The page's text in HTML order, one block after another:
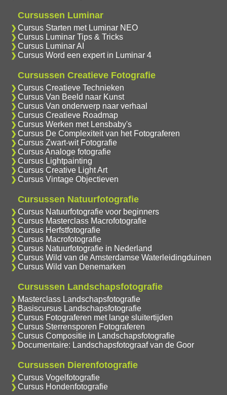
Cursussen Luminar
Cursus Starten met Luminar NEO
Cursus Luminar Tips & Tricks
Cursus Luminar AI
Cursus Word een expert in Luminar 4
Cursussen Creatieve Fotografie
Cursus Creatieve Technieken
Cursus Van Beeld naar Kunst
Cursus Van onderwerp naar verhaal
Cursus Creatieve Roadmap
Cursus Werken met Lensbaby's
Cursus De Complexiteit van het Fotograferen
Cursus Zwart-wit Fotografie
Cursus Analoge fotografie
Cursus Lightpainting
Cursus Creative Light Art
Cursus Vintage Objectieven
Cursussen Natuurfotografie
Cursus Natuurfotografie voor beginners
Cursus Masterclass Macrofotografie
Cursus Herfstfotografie
Cursus Macrofotografie
Cursus Natuurfotografie in Nederland
Cursus Wild van de Amsterdamse Waterleidingduinen
Cursus Wild van Denemarken
Cursussen Landschapsfotografie
Masterclass Landschapsfotografie
Basiscursus Landschapsfotografie
Cursus Fotograferen met lange sluitertijden
Cursus Sterrensporen Fotograferen
Cursus Compositie in Landschapsfotografie
Documentaire: Landschapsfotograaf van de Goor
Cursussen Dierenfotografie
Cursus Vogelfotografie
Cursus Hondenfotografie